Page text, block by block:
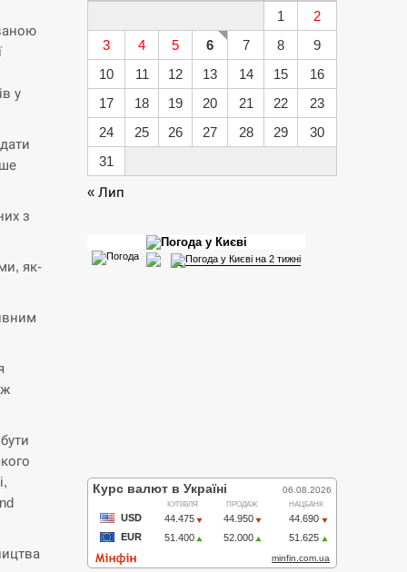
у
з
як-
1
2
3
4 5 6 7 8
9
10
11 12 13 14 15
16
17
18 19 20 21 22
23
24
25 26 27 28 29
30
31
« Лип